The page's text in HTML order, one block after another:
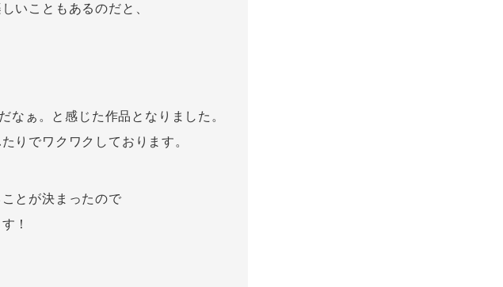
いこともあるのだと、
ぁ。と感じた作品となりました。
りでワクワクしております。
とが決まったので
！